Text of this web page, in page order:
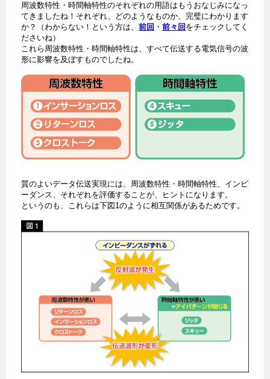
周波数特性・時間軸特性のそれぞれの用語はもうおなじみになっ
てきましたね！それぞれ、どのようなものか、完璧にわかります
か？（わからない！という方は、 前回 ・ 前々回 をチェックしてく
ださいね）
これら周波数特性・時間軸特性は、すべて伝送する電気信号の波
形に影響を及ぼすものでしたね。
質のよいデータ伝送実現には、周波数特性・時間軸特性、インピ
ーダンス、それぞれを評価することが、ヒントになります。
というのも、これらは下図1のように相互関係があるためです。